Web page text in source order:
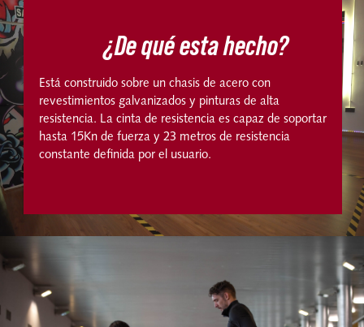
¿De qué esta hecho?
Está construido sobre un chasis de acero con
revestimientos galvanizados y pinturas de alta
resistencia. La cinta de resistencia es capaz de soportar
hasta 15Kn de fuerza y 23 metros de resistencia
constante definida por el usuario.